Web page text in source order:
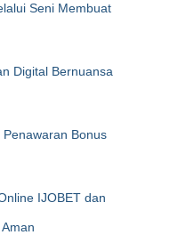
Seni Membuat
Digital Bernuansa
Bonus
IJOBET dan